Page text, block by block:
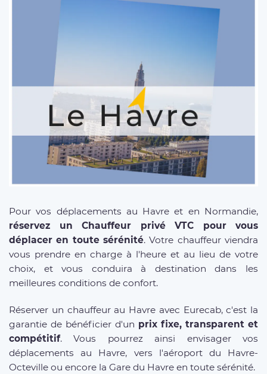
Pour vos déplacements au Havre et en Normandie,
réservez un Chauffeur privé VTC pour vous
déplacer en toute sérénité. Votre chauffeur viendra
vous prendre en charge à l'heure et au lieu de votre
choix, et vous conduira à destination dans les
meilleures conditions de confort.
Réserver un chauffeur au Havre avec Eurecab, c'est la
garantie de bénéficier d'un prix fixe, transparent et
compétitif. Vous pourrez ainsi envisager vos
déplacements au Havre, vers l'aéroport du Havre-
Octeville ou encore la Gare du Havre en toute sérénité.